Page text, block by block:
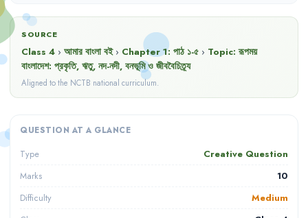
SOURCE
Class 4 › আমার বাংলা বই › Chapter 1: পাঠ ১-৫ › Topic:রূপময়
বাংলাদেশ: প্রকৃতি, ঋতু, নদ-নদী, বনভূমি ও জীববৈচিত্র্য
Aligned to the NCTB national curriculum.
QUESTION AT A GLANCE
Type Creative Question
Marks 10
Difficulty Medium